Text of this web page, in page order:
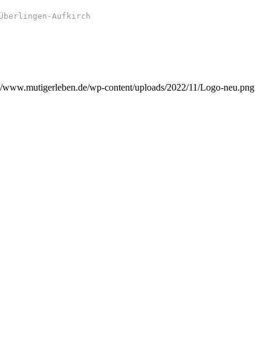
Aufkirch
www.mutigerleben.de/wp-content/uploads/2022/11/Logo-neu.png